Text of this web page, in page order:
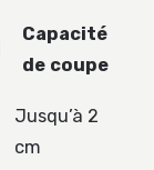
Capacité
de coupe
Jusqu’à 2
cm